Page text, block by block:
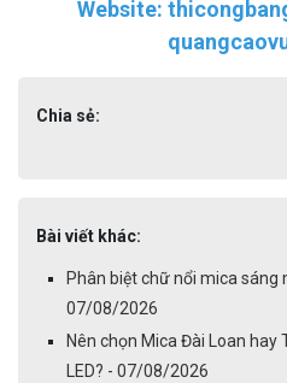
Website:
Chia sẻ:
Bài viết khác:
Phân biệt chữ nổi mica sáng
07/08/2026
Nên chọn Mica Đài Loan hay
LED? - 07/08/2026